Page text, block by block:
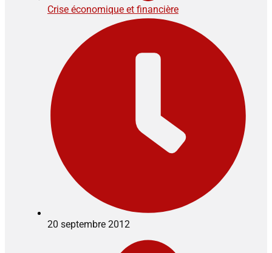
Crise économique et financière
20 septembre 2012